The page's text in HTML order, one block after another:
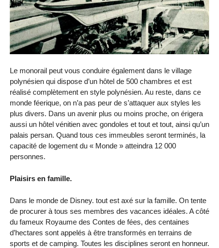
Le monorail peut vous conduire également dans le village
polynésien qui dispose d’un hôtel de 500 chambres et est
réalisé complètement en style polynésien. Au reste, dans ce
monde féerique, on n’a pas peur de s’attaquer aux styles les
plus divers. Dans un avenir plus ou moins proche, on érigera
aussi un hôtel vénitien avec gondoles et tout et tout, ainsi qu’un
palais persan. Quand tous ces immeubles seront terminés, la
capacité de logement du « Monde » atteindra 12 000
personnes.
Plaisirs en famille.
Dans le monde de Disney. tout est axé sur la famille. On tente
de procurer à tous ses membres des vacances idéales. A côté
du fameux Royaume des Contes de fées, des centaines
d’hectares sont appelés à être transformés en terrains de
sports et de camping. Toutes les disciplines seront en honneur.